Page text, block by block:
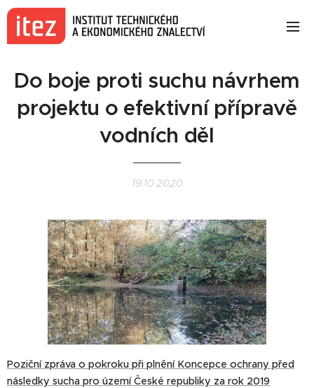
Do boje proti suchu návrhem
projektu o efektivní přípravě
vodních děl
19.10.2020
Poziční zpráva o pokroku při plnění Koncepce ochrany před
následky sucha pro území České republiky za rok 2019